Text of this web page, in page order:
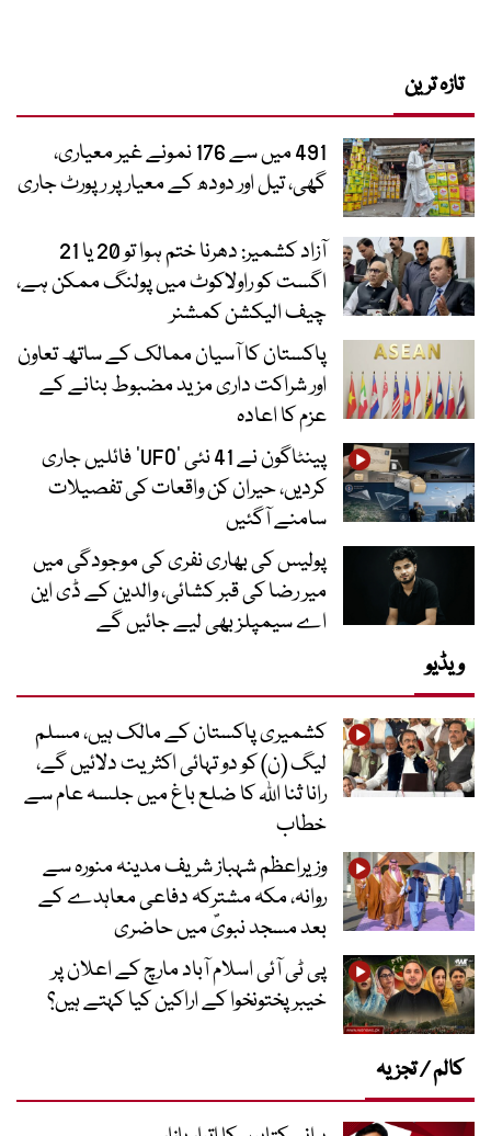
تازہ ترین
491 میں سے 176 نمونے غیر معیاری،
گھی، تیل اور دودھ کے معیار پر رپورٹ جاری
آزاد کشمیر: دھرنا ختم ہوا تو 20 یا 21
اگست کو راولاکوٹ میں پولنگ ممکن ہے،
چیف الیکشن کمشنر
پاکستان کا آسیان ممالک کے ساتھ تعاون
اور شراکت داری مزید مضبوط بنانے کے
عزم کا اعادہ
پینٹاگون نے 41 نئی ’UFO‘ فائلیں جاری
کردیں، حیران کن واقعات کی تفصیلات
سامنے آگئیں
پولیس کی بھاری نفری کی موجودگی میں
میر رضا کی قبر کشائی، والدین کے ڈی این
اے سیمپلز بھی لیے جائیں گے
ویڈیو
کشمیری پاکستان کے مالک ہیں، مسلم
لیگ (ن) کو دو تہائی اکثریت دلائیں گے،
رانا ثنا اللہ کا ضلع باغ میں جلسہ عام سے
خطاب
وزیراعظم شہباز شریف مدینہ منورہ سے
روانہ، مکہ مشترکہ دفاعی معاہدے کے
بعد مسجد نبویؐ میں حاضری
پی ٹی آئی اسلام آباد مارچ کے اعلان پر
خیبر پختونخوا کے اراکین کیا کہتے ہیں؟
کالم / تجزیہ